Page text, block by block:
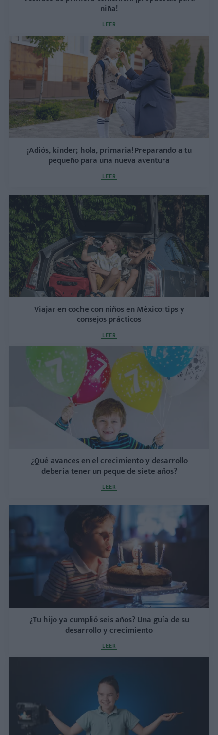
niña!
LEER
¡Adiós, kínder; hola, primaria! Preparando a tu
pequeño para una nueva aventura
LEER
Viajar en coche con niños en México: tips y
consejos prácticos
LEER
¿Qué avances en el crecimiento y desarrollo
debería tener un peque de siete años?
LEER
¿Tu hijo ya cumplió seis años? Una guía de su
desarrollo y crecimiento
LEER